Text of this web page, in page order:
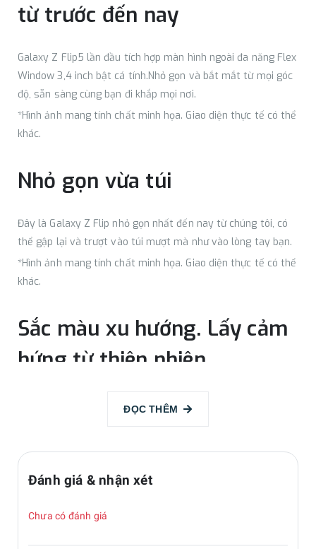
từ trước đến nay
Galaxy Z Flip5 lần đầu tích hợp màn hình ngoài đa năng Flex
Window 3,4 inch bật cá tính.Nhỏ gọn và bắt mắt từ mọi góc
độ, sẵn sàng cùng bạn đi khắp mọi nơi.
*Hình ảnh mang tính chất minh họa. Giao diện thực tế có thể
khác.
Nhỏ gọn vừa túi
Đây là Galaxy Z Flip nhỏ gọn nhất đến nay từ chúng tôi, có
thể gập lại và trượt vào túi mượt mà như vào lòng tay bạn.
*Hình ảnh mang tính chất minh họa. Giao diện thực tế có thể
khác.
Sắc màu xu hướng. Lấy cảm
hứng từ thiên nhiên
Tìm ra cảm xúc đúng điệu trong thế giới của những gam
Camera.Trải nghiệm tuyệt
tác Selfie trên điện thoại
ĐỌC THÊM
Đánh giá & nhận xét
Chưa có đánh giá